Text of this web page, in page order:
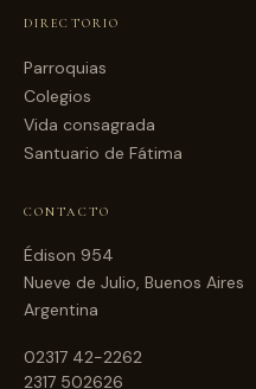
DIRECTORIO
Parroquias
Colegios
Vida consagrada
Santuario de Fátima
CONTACTO
Édison 954
Nueve de Julio, Buenos Aires
Argentina
02317 42-2262
2317 502626